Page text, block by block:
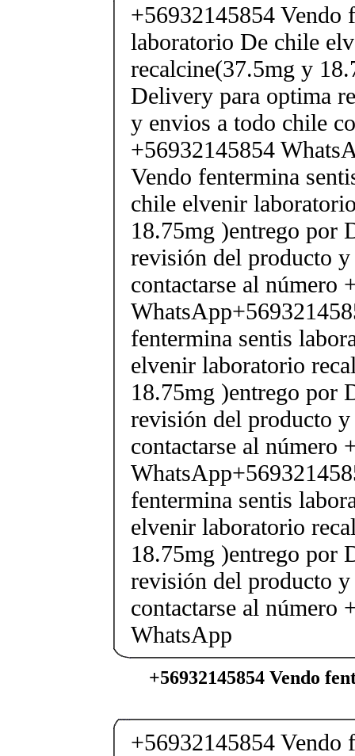
+56932145854 Vendo
laboratorio De chile
recalcine(37.5mg y
Delivery para optima
y envios a todo chile
+56932145854
Vendo fentermina
chile elvenir
18.75mg )entrego por
revisión del producto
contactarse al número
fentermina sentis
elvenir laboratorio
18.75mg )entrego por
revisión del producto
contactarse al número
fentermina sentis
elvenir laboratorio
18.75mg )entrego por
revisión del producto
contactarse al número
WhatsApp
+56932145854 Vendo
+56932145854 Vendo